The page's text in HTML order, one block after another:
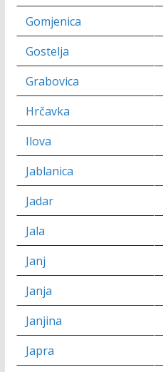
Gomjenica
Gostelja
Grabovica
Hrčavka
Ilova
Jablanica
Jadar
Jala
Janj
Janja
Janjina
Japra